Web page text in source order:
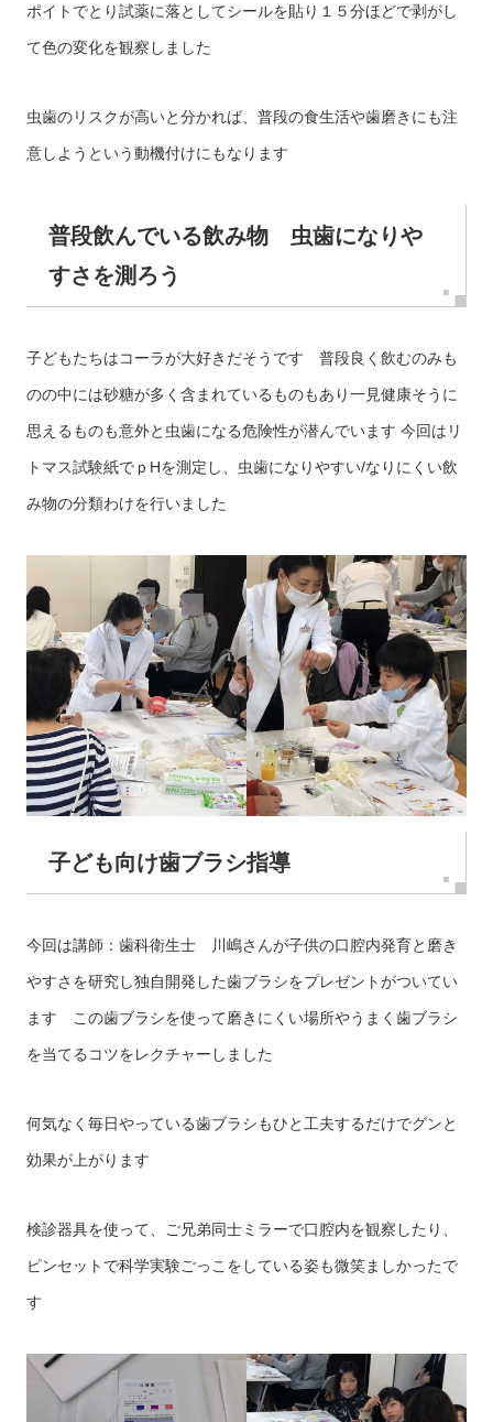
ポイトでとり試薬に落としてシールを貼り１５分ほどで剥がし
て色の変化を観察しました
虫歯のリスクが高いと分かれば、普段の食生活や歯磨きにも注
意しようという動機付けにもなります
普段飲んでいる飲み物 虫歯になりや
すさを測ろう
子どもたちはコーラが大好きだそうです 普段良く飲むのみも
のの中には砂糖が多く含まれているものもあり一見健康そうに
思えるものも意外と虫歯になる危険性が潜んでいます 今回はリ
トマス試験紙でｐHを測定し、虫歯になりやすい/なりにくい飲
み物の分類わけを行いました
子ども向け歯ブラシ指導
今回は講師：歯科衛生士 川嶋さんが子供の口腔内発育と磨き
やすさを研究し独自開発した歯ブラシをプレゼントがついてい
ます この歯ブラシを使って磨きにくい場所やうまく歯ブラシ
を当てるコツをレクチャーしました
何気なく毎日やっている歯ブラシもひと工夫するだけでグンと
効果が上がります
検診器具を使って、ご兄弟同士ミラーで口腔内を観察したり、
ピンセットで科学実験ごっこをしている姿も微笑ましかったで
す